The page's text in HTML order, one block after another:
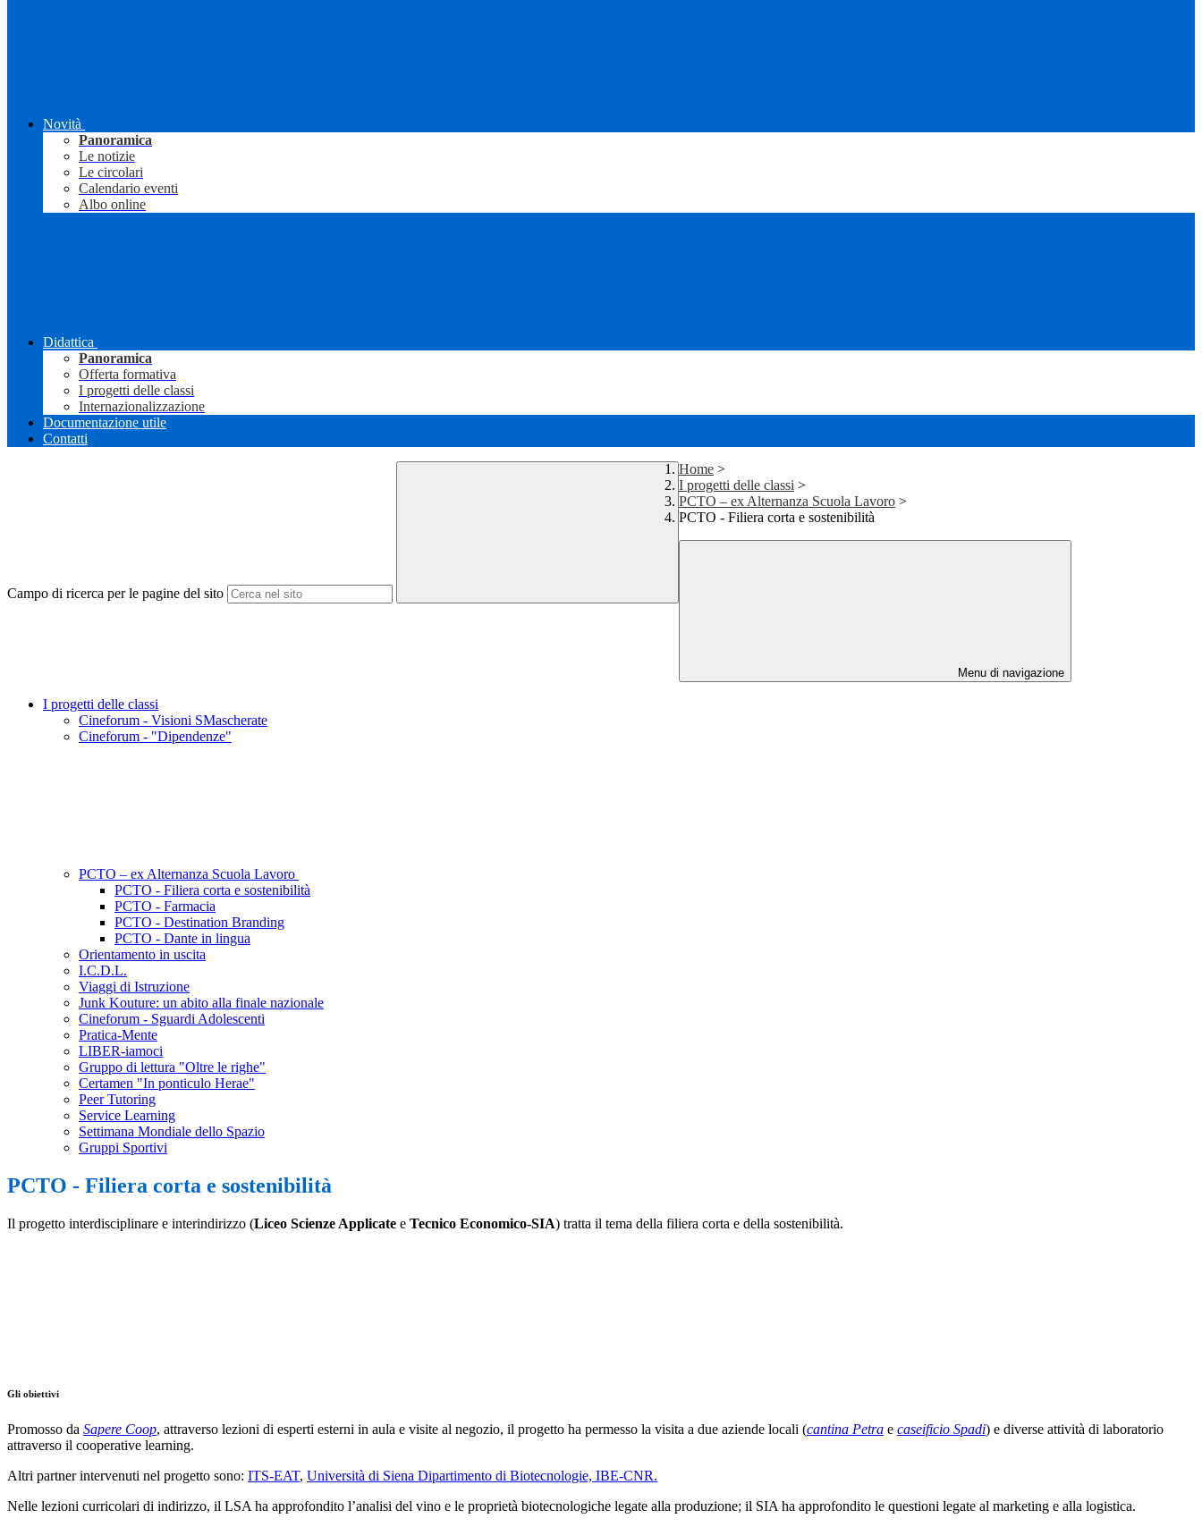
Novità
Panoramica
Le notizie
Le circolari
Calendario eventi
Albo online
Didattica
Panoramica
Offerta formativa
I progetti delle classi
Internazionalizzazione
Documentazione utile
Contatti
Campo di ricerca per le pagine del sito
Home >
I progetti delle classi >
PCTO – ex Alternanza Scuola Lavoro >
PCTO - Filiera corta e sostenibilità
Menu di navigazione
I progetti delle classi
Cineforum - Visioni SMascherate
Cineforum - "Dipendenze"
PCTO – ex Alternanza Scuola Lavoro
PCTO - Filiera corta e sostenibilità
PCTO - Farmacia
PCTO - Destination Branding
PCTO - Dante in lingua
Orientamento in uscita
I.C.D.L.
Viaggi di Istruzione
Junk Kouture: un abito alla finale nazionale
Cineforum - Sguardi Adolescenti
Pratica-Mente
LIBER-iamoci
Gruppo di lettura "Oltre le righe"
Certamen "In ponticulo Herae"
Peer Tutoring
Service Learning
Settimana Mondiale dello Spazio
Gruppi Sportivi
PCTO - Filiera corta e sostenibilità
Il progetto interdisciplinare e interindirizzo (Liceo Scienze Applicate e Tecnico Economico-SIA) tratta il tema della filiera corta e della sostenibilità.
Gli obiettivi
Promosso da Sapere Coop, attraverso lezioni di esperti esterni in aula e visite al negozio, il progetto ha permesso la visita a due aziende locali (cantina Petra e caseificio Spadi) e diverse attività di laboratorio
attraverso il cooperative learning.
Altri partner intervenuti nel progetto sono: ITS-EAT, Università di Siena Dipartimento di Biotecnologie, IBE-CNR.
Nelle lezioni curricolari di indirizzo, il LSA ha approfondito l’analisi del vino e le proprietà biotecnologiche legate alla produzione; il SIA ha approfondito le questioni legate al marketing e alla logistica.